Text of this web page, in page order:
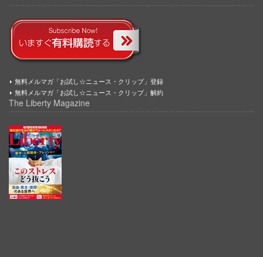
無料メルマガ「お試し☆ニュース・クリップ」登録
無料メルマガ「お試し☆ニュース・クリップ」解約
The Liberty Magazine